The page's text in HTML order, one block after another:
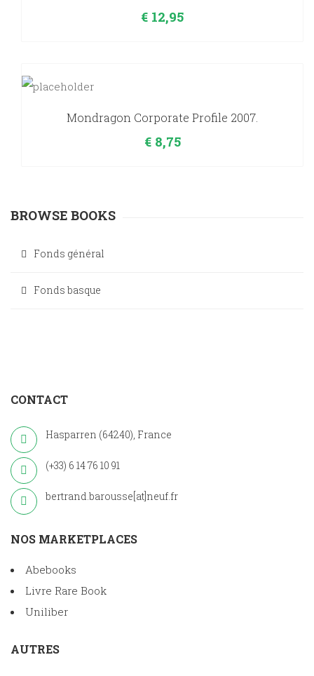
€ 12,95
Mondragon Corporate Profile 2007.
€8,75
BROWSE BOOKS
Fonds général
Fonds basque
CONTACT
Hasparren (64240), France
(+33) 6 14 76 10 91
bertrand.barousse[at]neuf.fr
NOS MARKETPLACES
Abebooks
Livre Rare Book
Uniliber
AUTRES